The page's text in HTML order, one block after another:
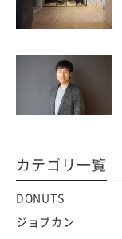
カテゴリ一覧
DONUTS
ジョブカン